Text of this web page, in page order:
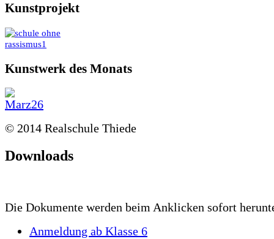
Kunstprojekt
Kunstwerk des Monats
© 2014 Realschule Thiede
Downloads
Die Dokumente werden beim Anklicken sofort
Anmeldung ab Klasse 6